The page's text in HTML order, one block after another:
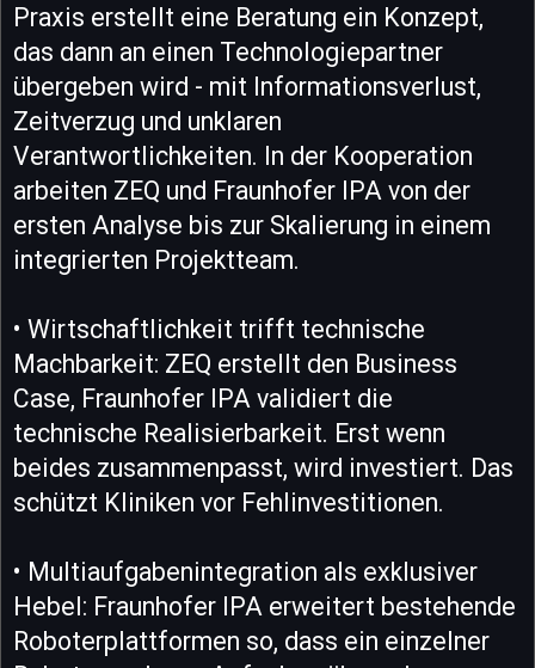
Praxis erstellt eine Beratung ein Konzept,
das dann an einen Technologiepartner
übergeben wird - mit Informationsverlust,
Zeitverzug und unklaren
Verantwortlichkeiten. In der Kooperation
arbeiten ZEQ und Fraunhofer IPA von der
ersten Analyse bis zur Skalierung in einem
integrierten Projektteam.
• Wirtschaftlichkeit trifft technische
Machbarkeit: ZEQ erstellt den Business
Case, Fraunhofer IPA validiert die
technische Realisierbarkeit. Erst wenn
beides zusammenpasst, wird investiert. Das
schützt Kliniken vor Fehlinvestitionen.
• Multiaufgabenintegration als exklusiver
Hebel: Fraunhofer IPA erweitert bestehende
Roboterplattformen so, dass ein einzelner